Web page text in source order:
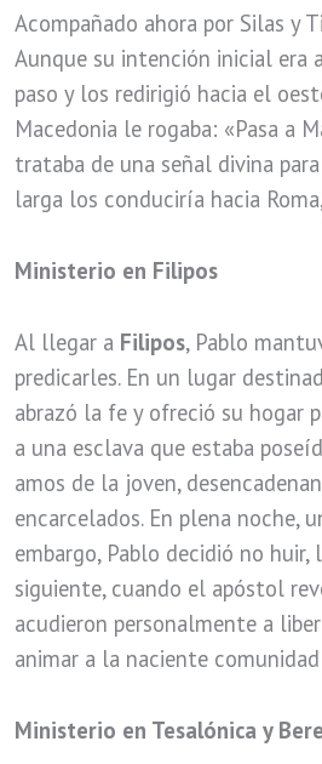
Acompañado ahora por Silas y
Aunque su intención inicial era
paso y los redirigió hacia el
Macedonia le rogaba: «Pasa a
trataba de una señal divina
larga los conduciría hacia
Ministerio en Filipos
Al llegar a Filipos, Pablo
predicarles. En un lugar
abrazó la fe y ofreció su hogar
a una esclava que estaba
amos de la joven,
encarcelados. En plena
embargo, Pablo decidió no
siguiente, cuando el apóstol
acudieron personalmente a
animar a la naciente
Ministerio en Tesalónica y